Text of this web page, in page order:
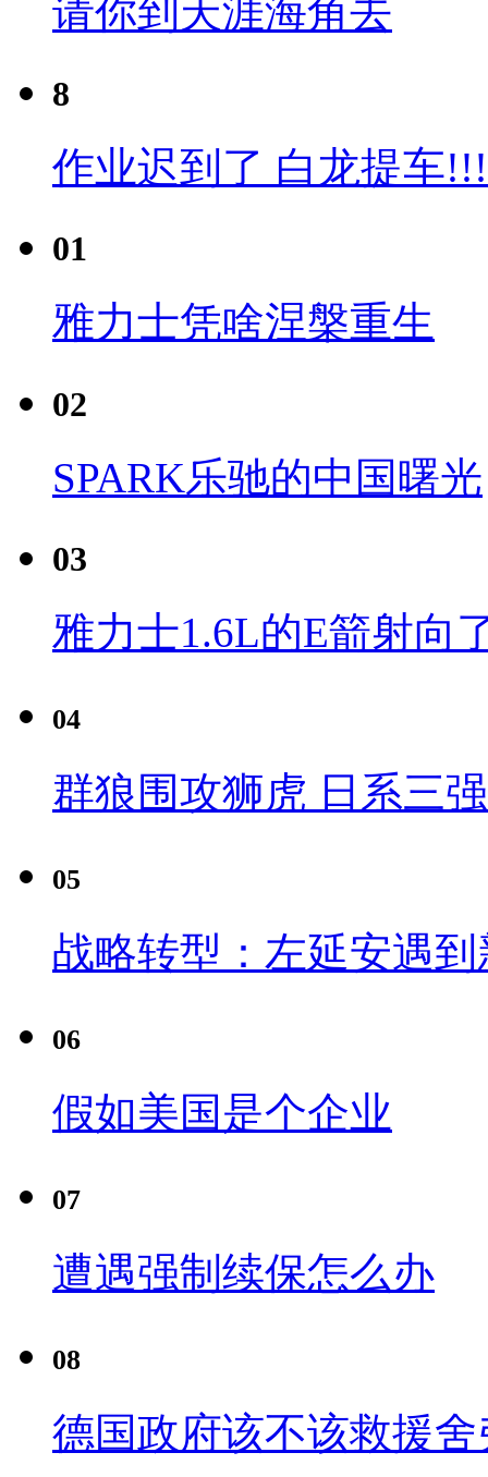
请你到天涯海角去
8
作业迟到了 白龙提车
01
雅力士凭啥涅槃重生
02
SPARK乐驰的中国曙光
03
雅力士1.6L的E箭射向
04
群狼围攻狮虎 日系三
05
战略转型：左延安遇
06
假如美国是个企业
07
遭遇强制续保怎么办
08
德国政府该不该救援舍